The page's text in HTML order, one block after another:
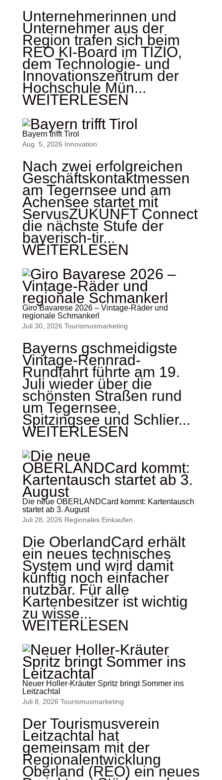
Unternehmerinnen und
Unternehmer aus der
Region trafen sich beim
REO KI-Board im TIZIO,
dem Technologie- und
Innovationszentrum der
Hochschule Mün...
WEITERLESEN
Bayern trifft Tirol
Aug. 5, 2026 Innovation
Nach zwei erfolgreichen
Geschäftskontaktmessen
am Tegernsee und am
Achensee startet mit
ServusZUKUNFT Connect
die nächste Stufe der
bayerisch-tir...
WEITERLESEN
Giro Bavarese 2026 – Vintage-Räder und
regionale Schmankerl
Juli 30, 2026 Tourismus­marketing
Bayerns gschmeidigste
Vintage-Rennrad-
Rundfahrt führte am 19.
Juli wieder über die
schönsten Straßen rund
um Tegernsee,
Spitzingsee und Schlier...
WEITERLESEN
Die neue OBERLANDCard kommt: Kartentausch
startet ab 3. August
Juli 28, 2026 Regionales Einkaufen
Die OberlandCard erhält
ein neues technisches
System und wird damit
künftig noch einfacher
nutzbar. Für alle
Kartenbesitzer ist wichtig
zu wisse...
WEITERLESEN
Neuer Holler-Kräuter Spritz bringt Sommer ins
Leitzachtal
Juli 8, 2026 Tourismus­marketing
Der Tourismusverein
Leitzachtal hat
gemeinsam mit der
Regionalentwicklung
Oberland (REO) ein neues